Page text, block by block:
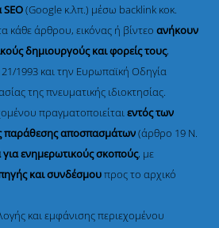
(Google κ.λπ.) μέσω backlink κοκ.
κάθε άρθρου, εικόνας ή βίντεοανήκουν
δημιουργούς και φορείς τους,
1993 και την Ευρωπαϊκή Οδηγία
της πνευματικής ιδιοκτησίας.
πραγματοποιείταιεντός των
παράθεσης αποσπασμάτων(άρθρο 19 Ν.
για ενημερωτικούς σκοπούς, με
και συνδέσμουπρος το αρχικό
και εμφάνισης περιεχομένου